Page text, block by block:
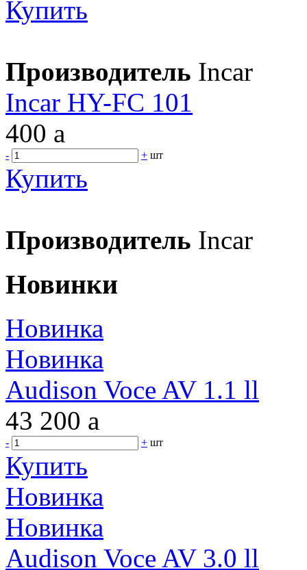
Купить
Производитель Incar
Incar HY-FC 101
400 a
- + шт
Купить
Производитель Incar
Новинки
Новинка
Новинка
Audison Voce AV 1.1 ll
43 200 a
- + шт
Купить
Новинка
Новинка
Audison Voce AV 3.0 ll